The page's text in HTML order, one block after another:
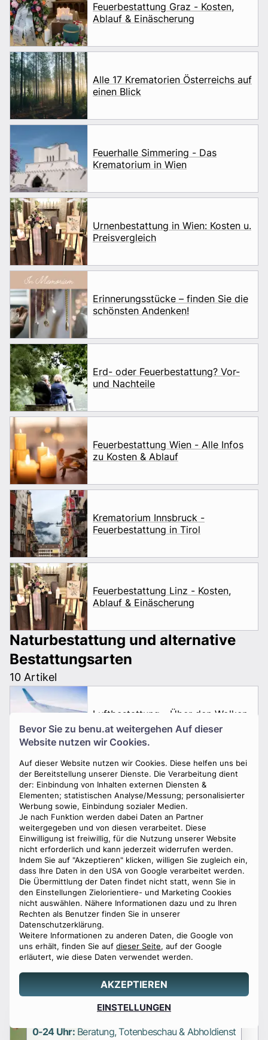
Bevor Sie zu benu.at weitergehen Auf dieser
Website nutzen wir Cookies.
Auf dieser Website nutzen wir Cookies. Diese helfen uns bei
der Bereitstellung unserer Dienste. Die Verarbeitung dient
der: Einbindung von Inhalten externen Diensten &
Elementen; statistischen Analyse/Messung; personalisierter
Werbung sowie, Einbindung sozialer Medien.
Je nach Funktion werden dabei Daten an Partner
weitergegeben und von diesen verarbeitet. Diese
Einwilligung ist freiwillig, für die Nutzung unserer Website
nicht erforderlich und kann jederzeit widerrufen werden.
Indem Sie auf "Akzeptieren" klicken, willigen Sie zugleich ein,
dass Ihre Daten in den USA von Google verarbeitet werden.
Die Übermittlung der Daten findet nicht statt, wenn Sie in
den Einstellungen Zielorientiere- und Marketing Cookies
nicht auswählen. Nähere Informationen dazu und zu Ihren
Rechten als Benutzer finden Sie in unserer
Datenschutzerklärung.
Weitere Informationen zu anderen Daten, die Google von
uns erhält, finden Sie auf dieser Seite, auf der Google
erläutert, wie diese Daten verwendet werden.
AKZEPTIEREN
EINSTELLUNGEN
0800 88 44 04
erstellen
0-24 Uhr:Beratung, Totenbeschau & Abholdienst
Feuerbestattung Graz - Kosten,
Ablauf & Einäscherung
Alle 17 Krematorien Österreichs auf
einen Blick
Feuerhalle Simmering - Das
Krematorium in Wien
Urnenbestattung in Wien: Kosten u.
Preisvergleich
Erinnerungsstücke – finden Sie die
schönsten Andenken!
Erd- oder Feuerbestattung? Vor-
und Nachteile
Feuerbestattung Wien - Alle Infos
zu Kosten & Ablauf
Krematorium Innsbruck -
Feuerbestattung in Tirol
Feuerbestattung Linz - Kosten,
Ablauf & Einäscherung
Naturbestattung und alternative
Bestattungsarten
10 Artikel
Luftbestattung - Über den Wolken
die letzte Ruhe finden
Promession und Kryotechnik -
Bestattung bei -150 Grad
Edelsteinbestattung – Edelsteine
aus Asche
Mevisto - Die schönste Art, in
Erinnerung zu bleiben
Seebestattung in Österreich: Die